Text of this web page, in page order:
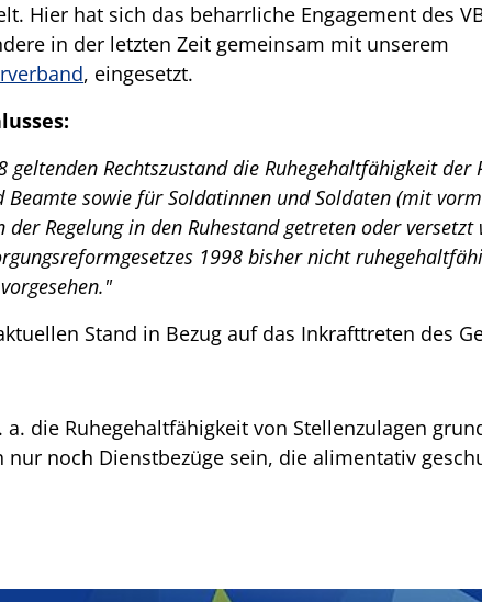
Hier hat sich das beharrliche Engagement des
in der letzten Zeit gemeinsam mit unserem
, eingesetzt.
Rechtszustand die Ruhegehaltfähigkeit der
sowie für Soldatinnen und Soldaten (mit
Regelung in den Ruhestand getreten oder
1998 bisher nicht
Stand in Bezug auf das Inkrafttreten des
die Ruhegehaltfähigkeit von Stellenzulagen
noch Dienstbezüge sein, die alimentativ